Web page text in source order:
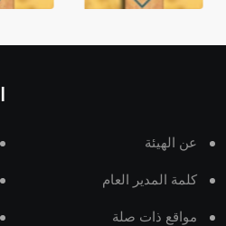
عن الهيئة
كلمة المدير العام
مواقع ذات صلة